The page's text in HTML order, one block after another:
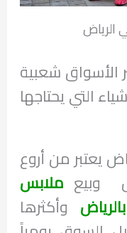
الرياض
الأسواق شعبية
التي يحتاجها
يعتبر من أروع
وبيع ملابس
وأكثرها